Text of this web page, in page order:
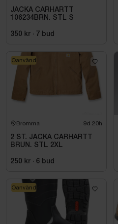
JACKA CARHARTT
106234BRN. STL S
350 kr · 7 bud
Bromma 9d 20h
2 ST. JACKA CARHARTT
BRUN. STL 2XL
250 kr · 6 bud
Oanvänd
Oanvänd